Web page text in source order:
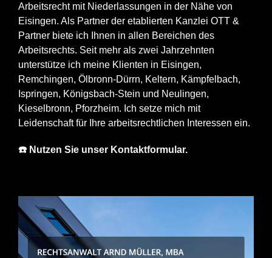
Arbeitsrecht mit Niederlassungen in der Nähe von
Eisingen. Als Partner der etablierten Kanzlei OTT &
Partner biete ich Ihnen in allen Bereichen des
Arbeitsrechts. Seit mehr als zwei Jahrzehnten
unterstütze ich meine Klienten in Eisingen,
Remchingen, Ölbronn-Dürrn, Keltern, Kämpfelbach,
Ispringen, Königsbach-Stein und Neulingen,
Kieselbronn, Pforzheim. Ich setze mich mit
Leidenschaft für Ihre arbeitsrechtlichen Interessen ein.
☎️ Nutzen Sie unser Kontaktformular.